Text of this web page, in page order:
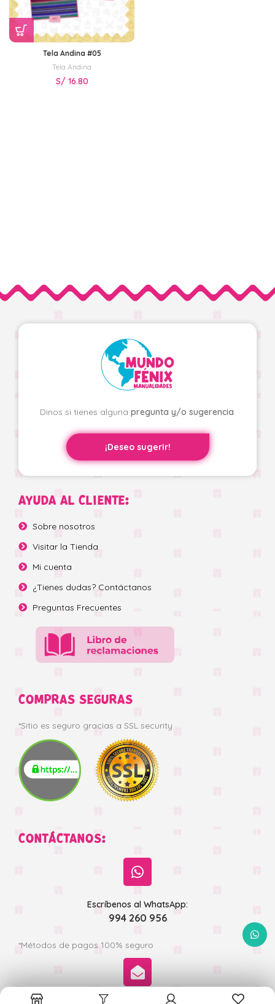
Tela Andina #05
Tela Andina
S/16.80
Dinos si tienes alguna pregunta y/o sugerencia
¡Deseo sugerir!
AYUDA AL CLIENTE:
Sobre nosotros
Visitar la Tienda
Mi cuenta
¿Tienes dudas? Contáctanos
Preguntas Frecuentes
COMPRAS SEGURAS
*Sitio es seguro gracias a SSL security
CONTÁCTANOS:
Escríbenos al WhatsApp:
994 260 956
*Métodos de pagos 100% seguro